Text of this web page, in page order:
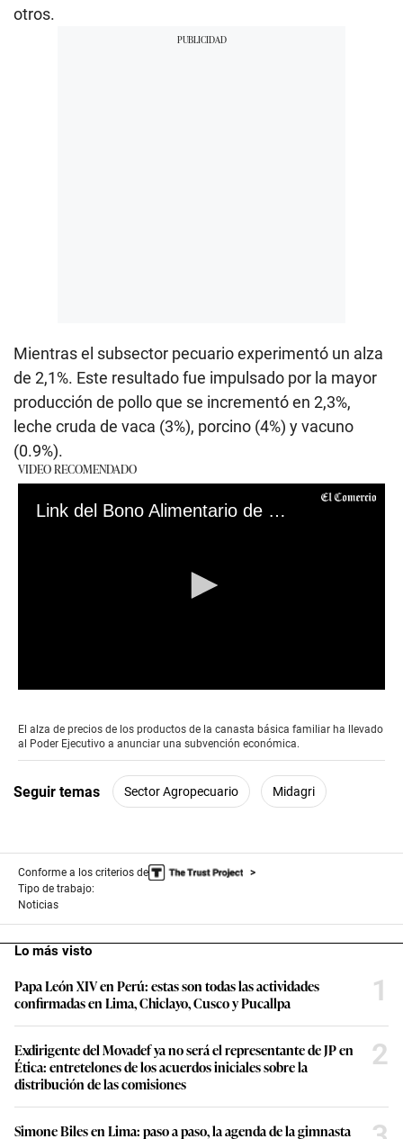
otros.
Mientras el subsector pecuario experimentó un alza
de 2,1%. Este resultado fue impulsado por la mayor
producción de pollo que se incrementó en 2,3%,
leche cruda de vaca (3%), porcino (4%) y vacuno
(0.9%).
VIDEO RECOMENDADO
Link del Bono Alimentario de S/ 270: consulta AQUÍ si eres uno de los beneficiarios del subsidio
of
0
seconds
El alza de precios de los productos de la canasta básica familiar ha llevado
al Poder Ejecutivo a anunciar una subvención económica.
Seguir temas Sector Agropecuario Midagri
Conforme a los criterios de
Tipo de trabajo:
Noticias
Lo más visto
Papa León XIV en Perú: estas son todas las actividades
confirmadas en Lima, Chiclayo, Cusco y Pucallpa
1
Exdirigente del Movadef ya no será el representante de JP en
Ética: entretelones de los acuerdos iniciales sobre la
distribución de las comisiones
2
Simone Biles en Lima: paso a paso, la agenda de la gimnasta